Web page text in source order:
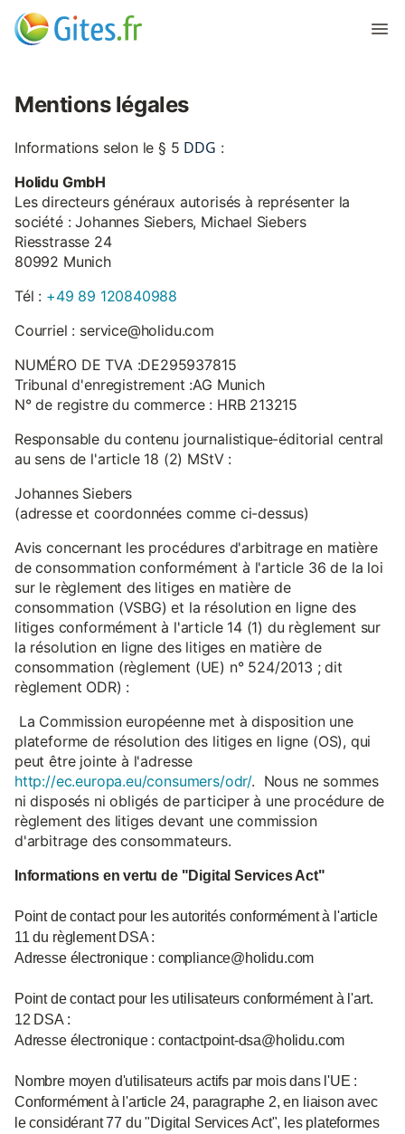
Mentions légales
Informations selon le § 5 DDG :
Holidu GmbH
Les directeurs généraux autorisés à représenter la
société : Johannes Siebers, Michael Siebers
Riesstrasse 24
80992 Munich
Tél : +49 89 120840988
Courriel : service@holidu.com
NUMÉRO DE TVA :DE295937815
Tribunal d'enregistrement :AG Munich
N° de registre du commerce : HRB 213215
Responsable du contenu journalistique-éditorial central
au sens de l'article 18 (2) MStV :
Johannes Siebers
(adresse et coordonnées comme ci-dessus)
Avis concernant les procédures d'arbitrage en matière
de consommation conformément à l'article 36 de la loi
sur le règlement des litiges en matière de
consommation (VSBG) et la résolution en ligne des
litiges conformément à l'article 14 (1) du règlement sur
la résolution en ligne des litiges en matière de
consommation (règlement (UE) n° 524/2013 ; dit
règlement ODR) :
La Commission européenne met à disposition une
plateforme de résolution des litiges en ligne (OS), qui
peut être jointe à l'adresse
http://ec.europa.eu/consumers/odr/. Nous ne sommes
ni disposés ni obligés de participer à une procédure de
règlement des litiges devant une commission
d'arbitrage des consommateurs.
Informations en vertu de "Digital Services Act"
Point de contact pour les autorités conformément à l'article
11 du règlement DSA :
Adresse électronique : compliance@holidu.com
Point de contact pour les utilisateurs conformément à l'art.
12 DSA :
Adresse électronique : contactpoint-dsa@holidu.com
Nombre moyen d'utilisateurs actifs par mois dans l'UE :
Conformément à l'article 24, paragraphe 2, en liaison avec
le considérant 77 du "Digital Services Act", les plateformes